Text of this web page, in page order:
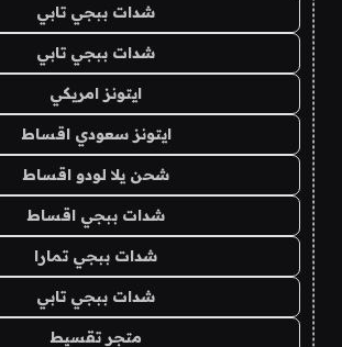
شدات ببجي تابي
شدات ببجي تابي
ايتونز امريكي
ايتونز سعودي اقساط
شحن يلا لودو اقساط
شدات ببجي اقساط
شدات ببجي تمارا
شدات ببجي تابي
متجر تقسيط